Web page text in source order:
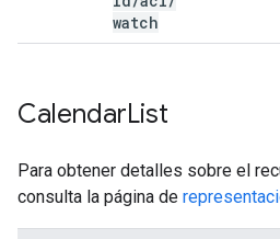
watch
CalendarList
Para obtener detalles sobre el
consulta la página de